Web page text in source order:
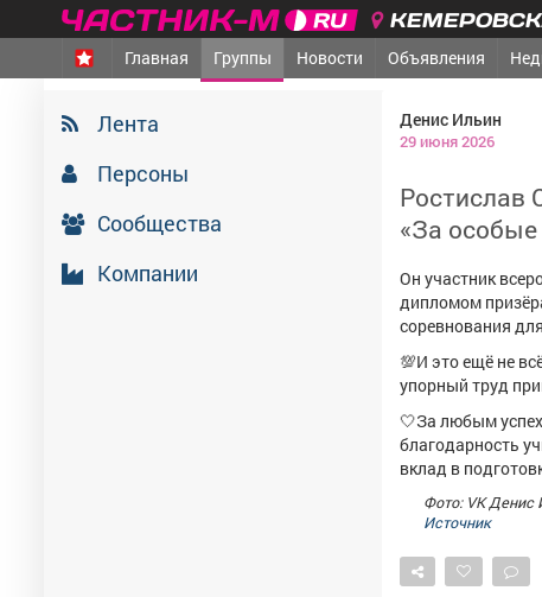
Главная Группы Новости Объявления
Лента
Персоны
Сообщества
Компании
Денис Ильин
29 июня 2026
Ростислав
«За особые
Он участник
дипломом
соревнования
💯И это ещё не
упорный труд
🤍За любым
благодарность
вклад в
Фото: VK Денис
Источник